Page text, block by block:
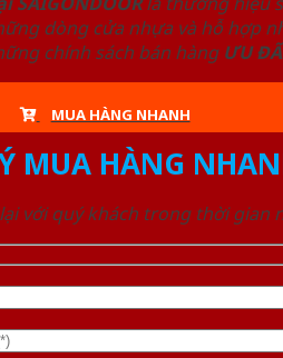
dòng cửa nhựa và hỗ hợp
chính sách bán hàng ƯU
MUA HÀNG NHANH
MUA HÀNG
với quý khách trong thời gian